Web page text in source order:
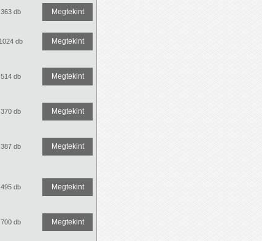
363 db Megtekint
1024 db Megtekint
514 db Megtekint
370 db Megtekint
387 db Megtekint
495 db Megtekint
700 db Megtekint